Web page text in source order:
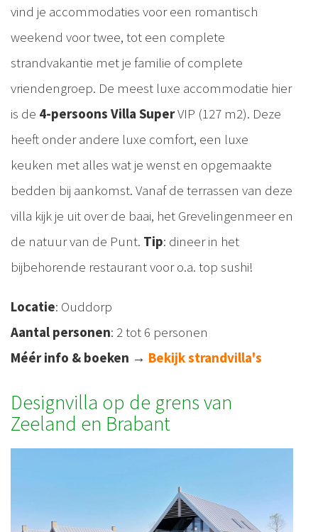
vind je accommodaties voor een romantisch
weekend voor twee, tot een complete
strandvakantie met je familie of complete
vriendengroep. De meest luxe accommodatie hier
is de 4-persoons Villa SuperVIP (127 m2). Deze
heeft onder andere luxe comfort, een luxe
keuken met alles wat je wenst en opgemaakte
bedden bij aankomst. Vanaf de terrassen van deze
villa kijk je uit over de baai, het Grevelingenmeer en
de natuur van de Punt. Tip: dineer in het
bijbehorende restaurant voor o.a. top sushi!
Locatie: Ouddorp
Aantal personen: 2 tot 6 personen
Méér info & boeken → Bekijk strandvilla's
Designvilla op de grens van
Zeeland en Brabant